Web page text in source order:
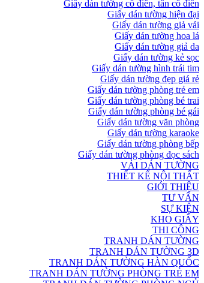
Giấy dán tường cổ điển, tân cổ điển
Giấy dán tường hiện đại
Giấy dán tường giả vải
Giấy dán tường hoa lá
Giấy dán tường giả da
Giấy dán tường kẻ sọc
Giấy dán tường hình trái tim
Giấy dán tường đẹp giá rẻ
Giấy dán tường phòng trẻ em
Giấy dán tường phòng bé trai
Giấy dán tường phòng bé gái
Giấy dán tường văn phòng
Giấy dán tường karaoke
Giấy dán tường phòng bếp
Giấy dán tường phòng đọc sách
VẢI DÁN TƯỜNG
THIẾT KẾ NỘI THẤT
GIỚI THIỆU
TƯ VẤN
SỰ KIỆN
KHO GIẤY
THI CÔNG
TRANH DÁN TƯỜNG
TRANH DÁN TƯỜNG 3D
TRANH DÁN TƯỜNG HÀN QUỐC
TRANH DÁN TƯỜNG PHÒNG TRẺ EM